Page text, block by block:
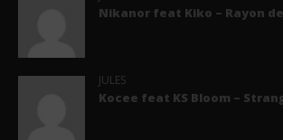
Nikanor feat Kiko – Rayon
JULES
Kocee feat KS Bloom –